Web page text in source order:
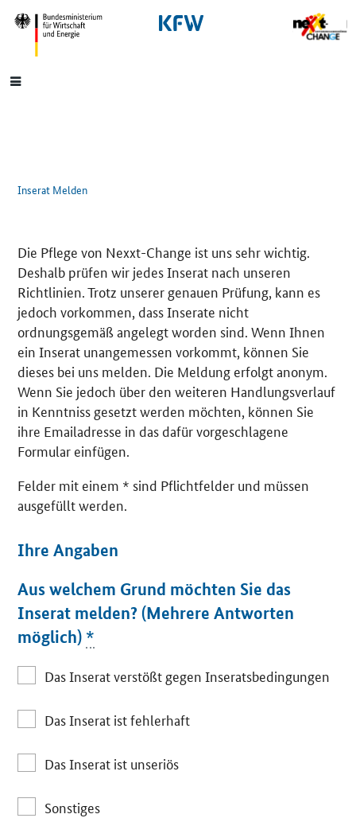
SrOnlyNavigation
Hauptmenü
Inserat Melden
Die Pflege von Nexxt-Change ist uns sehr wichtig.
Deshalb prüfen wir jedes Inserat nach unseren
Richtlinien. Trotz unserer genauen Prüfung, kann es
jedoch vorkommen, dass Inserate nicht
ordnungsgemäß angelegt worden sind. Wenn Ihnen
ein Inserat unangemessen vorkommt, können Sie
dieses bei uns melden. Die Meldung erfolgt anonym.
Wenn Sie jedoch über den weiteren Handlungsverlauf
in Kenntniss gesetzt werden möchten, können Sie
ihre Emailadresse in das dafür vorgeschlagene
Formular einfügen.
Felder mit einem * sind Pflichtfelder und müssen
ausgefüllt werden.
Ihre Angaben
Aus welchem Grund möchten Sie das
Inserat melden? (Mehrere Antworten
möglich) *
Das Inserat verstößt gegen Inseratsbedingungen
Das Inserat ist fehlerhaft
Das Inserat ist unseriös
Sonstiges